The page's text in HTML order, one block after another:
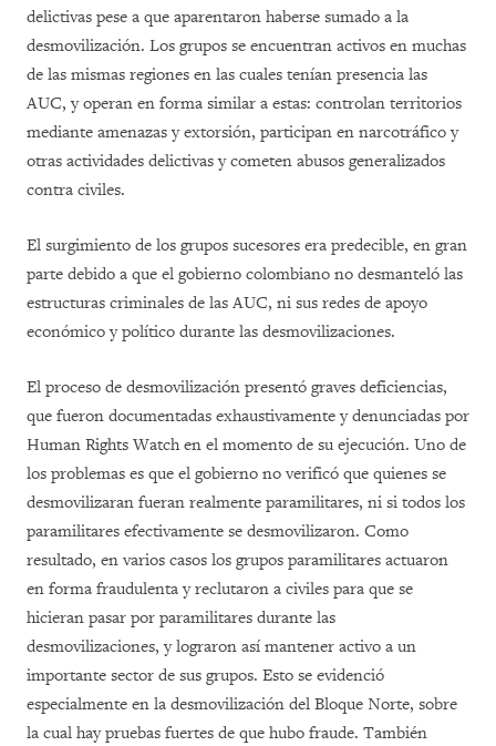
delictivas pese a que aparentaron haberse sumado a la
desmovilización. Los grupos se encuentran activos en muchas
de las mismas regiones en las cuales tenían presencia las
AUC, y operan en forma similar a estas: controlan territorios
mediante amenazas y extorsión, participan en narcotráfico y
otras actividades delictivas y cometen abusos generalizados
contra civiles.
El surgimiento de los grupos sucesores era predecible, en gran
parte debido a que el gobierno colombiano no desmanteló las
estructuras criminales de las AUC, ni sus redes de apoyo
económico y político durante las desmovilizaciones.
El proceso de desmovilización presentó graves deficiencias,
que fueron documentadas exhaustivamente y denunciadas por
Human Rights Watch en el momento de su ejecución. Uno de
los problemas es que el gobierno no verificó que quienes se
desmovilizaran fueran realmente paramilitares, ni si todos los
paramilitares efectivamente se desmovilizaron. Como
resultado, en varios casos los grupos paramilitares actuaron
en forma fraudulenta y reclutaron a civiles para que se
hicieran pasar por paramilitares durante las
desmovilizaciones, y lograron así mantener activo a un
importante sector de sus grupos. Esto se evidenció
especialmente en la desmovilización del Bloque Norte, sobre
la cual hay pruebas fuertes de que hubo fraude. También